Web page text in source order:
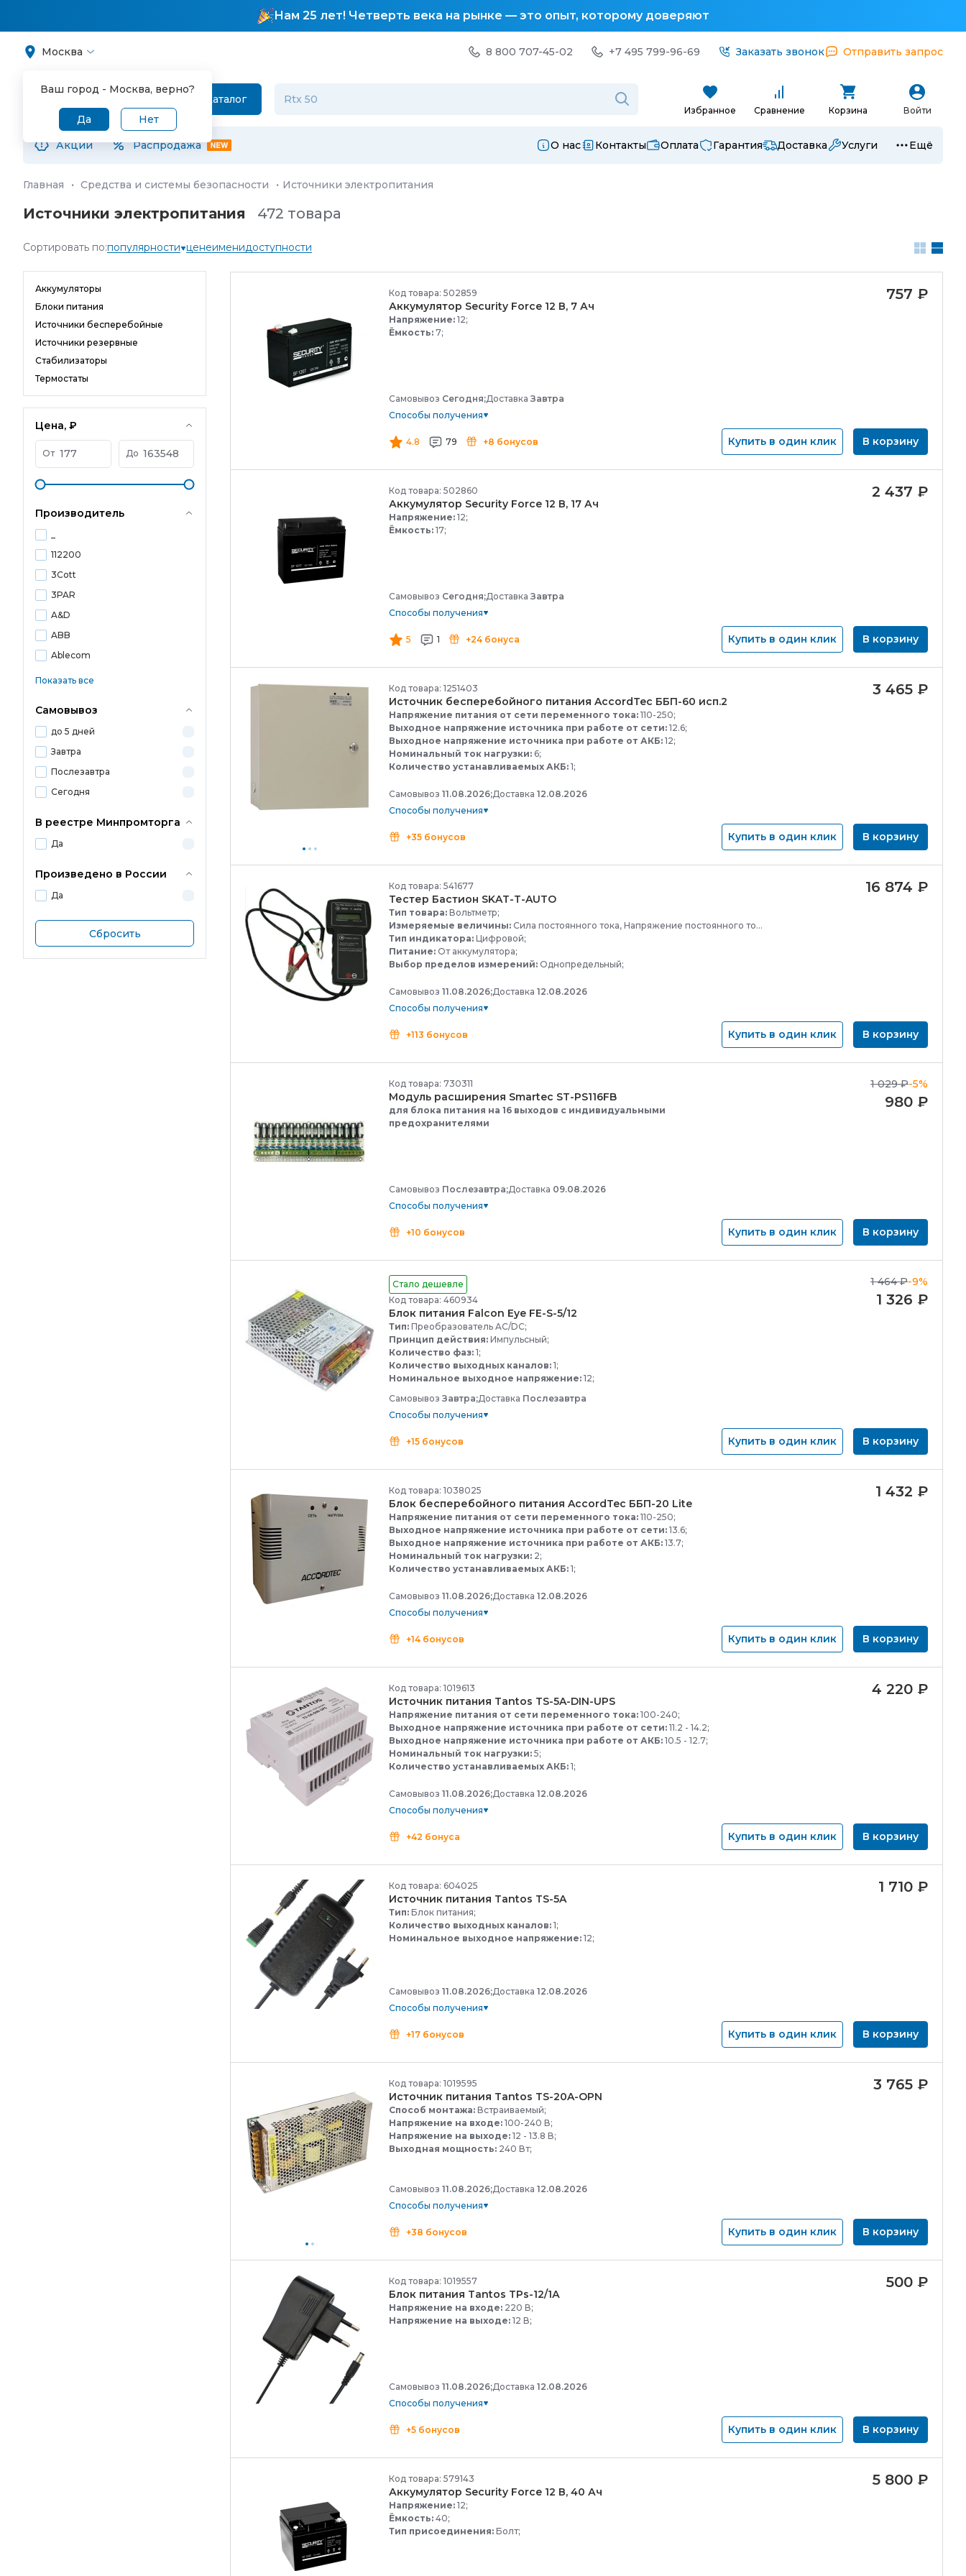
Нам 25 лет! Четверть века на рынке — это опыт, которому доверяют
Москва
Ваш город - Москва, верно?
Да Нет
8 800 707-45-02 +7 495 799-96-69 Заказать звонок Отправить запрос
Каталог
Избранное Сравнение Корзина Войти
Акции Распродажа О нас Контакты Оплата Гарантия Доставка Услуги Ещё
Главная · Средства и системы безопасности · Источники электропитания
Источники электропитания 472 товара
Сортировать по:популярности ценеименидоступности
Аккумуляторы
Блоки питания
Источники бесперебойные
Источники резервные
Стабилизаторы
Термостаты
Цена, ₽
От До
Производитель
112200
3Cott
3PAR
A&D
ABB
Ablecom
Показать все
Самовывоз
до 5 дней
Завтра
Послезавтра
Сегодня
В реестре Минпромторга
Да
Произведено в России
Да
Сбросить
Код товара: 502859
Аккумулятор Security Force 12 В, 7 Ач
Напряжение: 12;
Ёмкость: 7;
Самовывоз Сегодня;Доставка Завтра
Способы получения
4.8 79 +8 бонусов
757 ₽
Купить в один клик В корзину
Код товара: 502860
Аккумулятор Security Force 12 В, 17 Ач
Напряжение: 12;
Ёмкость: 17;
Самовывоз Сегодня;Доставка Завтра
Способы получения
5 1 +24 бонуса
2 437 ₽
Купить в один клик В корзину
Код товара: 1251403
Источник бесперебойного питания AccordTec ББП-60 исп.2
Напряжение питания от сети переменного тока: 110-250;
Выходное напряжение источника при работе от сети: 12.6;
Выходное напряжение источника при работе от АКБ: 12;
Номинальный ток нагрузки: 6;
Количество устанавливаемых АКБ: 1;
Самовывоз 11.08.2026;Доставка 12.08.2026
Способы получения
+35 бонусов
3 465 ₽
Купить в один клик В корзину
Код товара: 541677
Тестер Бастион SKAT-T-AUTO
Тип товара: Вольтметр;
Измеряемые величины: Сила постоянного тока, Напряжение постоянного тока;
Тип индикатора: Цифровой;
Питание: От аккумулятора;
Выбор пределов измерений: Однопредельный;
Самовывоз 11.08.2026;Доставка 12.08.2026
Способы получения
+113 бонусов
16 874 ₽
Купить в один клик В корзину
Код товара: 730311
Модуль расширения Smartec ST-PS116FB
для блока питания на 16 выходов с индивидуальными
предохранителями
Самовывоз Послезавтра;Доставка 09.08.2026
Способы получения
+10 бонусов
1 029₽-5%
980 ₽
Купить в один клик В корзину
Стало дешевле
Код товара: 460934
Блок питания Falcon Eye FE-S-5/12
Тип: Преобразователь AC/DC;
Принцип действия: Импульсный;
Количество фаз: 1;
Количество выходных каналов: 1;
Номинальное выходное напряжение: 12;
Самовывоз Завтра;Доставка Послезавтра
Способы получения
+15 бонусов
1 464₽-9%
1 326 ₽
Купить в один клик В корзину
Код товара: 1038025
Блок бесперебойного питания AccordTec ББП-20 Lite
Напряжение питания от сети переменного тока: 110-250;
Выходное напряжение источника при работе от сети: 13.6;
Выходное напряжение источника при работе от АКБ: 13.7;
Номинальный ток нагрузки: 2;
Количество устанавливаемых АКБ: 1;
Самовывоз 11.08.2026;Доставка 12.08.2026
Способы получения
+14 бонусов
1 432 ₽
Купить в один клик В корзину
Код товара: 1019613
Источник питания Tantos TS-5A-DIN-UPS
Напряжение питания от сети переменного тока: 100-240;
Выходное напряжение источника при работе от сети: 11.2 - 14.2;
Выходное напряжение источника при работе от АКБ: 10.5 - 12.7;
Номинальный ток нагрузки: 5;
Количество устанавливаемых АКБ: 1;
Самовывоз 11.08.2026;Доставка 12.08.2026
Способы получения
+42 бонуса
4 220 ₽
Купить в один клик В корзину
Код товара: 604025
Источник питания Tantos TS-5A
Тип: Блок питания;
Количество выходных каналов: 1;
Номинальное выходное напряжение: 12;
Самовывоз 11.08.2026;Доставка 12.08.2026
Способы получения
+17 бонусов
1 710 ₽
Купить в один клик В корзину
Код товара: 1019595
Источник питания Tantos TS-20A-OPN
Способ монтажа: Встраиваемый;
Напряжение на входе: 100-240 В;
Напряжение на выходе: 12 - 13.8 В;
Выходная мощность: 240 Вт;
Самовывоз 11.08.2026;Доставка 12.08.2026
Способы получения
+38 бонусов
3 765 ₽
Купить в один клик В корзину
Код товара: 1019557
Блок питания Tantos TPs-12/1А
Напряжение на входе: 220 В;
Напряжение на выходе: 12 В;
Самовывоз 11.08.2026;Доставка 12.08.2026
Способы получения
+5 бонусов
500 ₽
Купить в один клик В корзину
Код товара: 579143
Аккумулятор Security Force 12 В, 40 Ач
Напряжение: 12;
Ёмкость: 40;
Тип присоединения: Болт;
5 800 ₽